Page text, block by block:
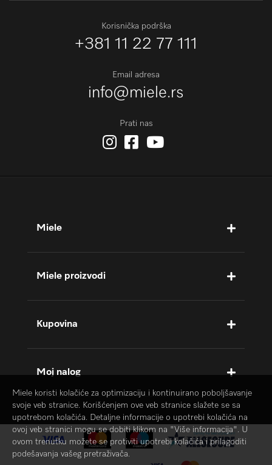
Korisnička podrška
+381 11 22 77 111
Email adresa
info@miele.rs
Prati nas
Miele
Miele proizvodi
Kupovina
Moj nalog
Miele koristi kolačiće za optimizaciju i kontinuirano poboljšavanje
svoje veb stranice. Korišćenjem ove veb stranice slažete se sa
upotrebom kolačića. Detaljne informacije o upotrebi kolačića na
ovoj veb stranici mogu se dobiti klikom na "Više informacija". U
ovom trenutku možete se protiviti upotrebi kolačića i prilagoditi
podešavanja vašeg pretraživača.